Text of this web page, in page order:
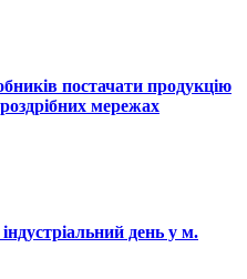
постачати продукцію
мережах
день у м.